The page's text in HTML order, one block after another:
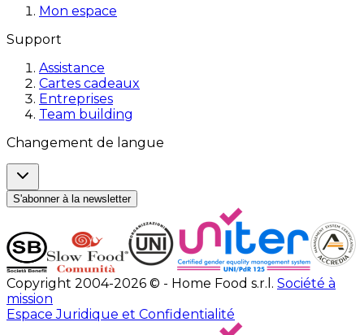
Mon espace
Support
Assistance
Cartes cadeaux
Entreprises
Team building
Changement de langue
S'abonner à la newsletter
Copyright 2004-2026 © - Home Food s.r.l. Société à
mission
Espace Juridique et Confidentialité